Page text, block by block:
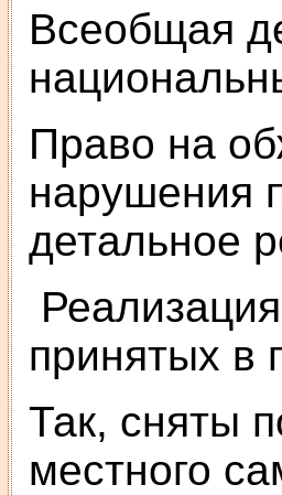
Всеобщая
Право на
нарушения
детальное
принятых в
Так, сняты
местного